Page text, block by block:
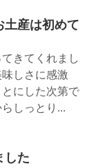
土産は初めて
きてくれまし
しさに感激
にした次第で
しっとり...
した